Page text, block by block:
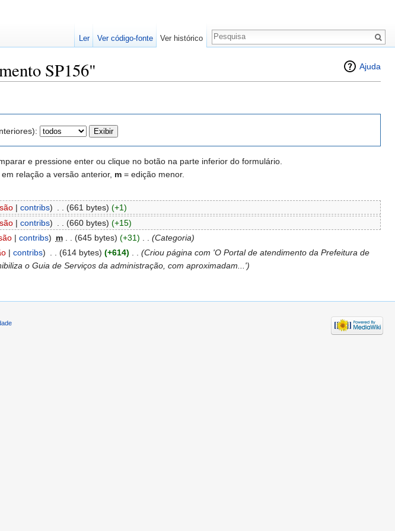
Ajuda
SP156"
e pressione enter ou clique no botão na parte inferior do formulário.
relação a versão anterior, m = edição menor.
| contribs) (661 bytes) (+1)
| contribs) (660 bytes) (+15)
| contribs) m (645 bytes) (+31)
(Categoria)
| contribs) . . (614 bytes) (+614) . . (Criou página com 'O Portal de atendimento da Prefeitura de
o Guia de Serviços da administração, com aproximadam...')
Ler Ver código-fonte Ver histórico